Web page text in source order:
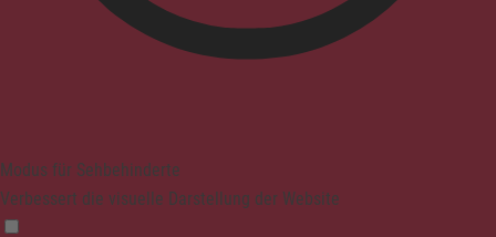
Modus für Sehbehinderte
Verbessert die visuelle Darstellung der Website